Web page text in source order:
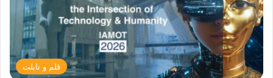
قلم و تابلت